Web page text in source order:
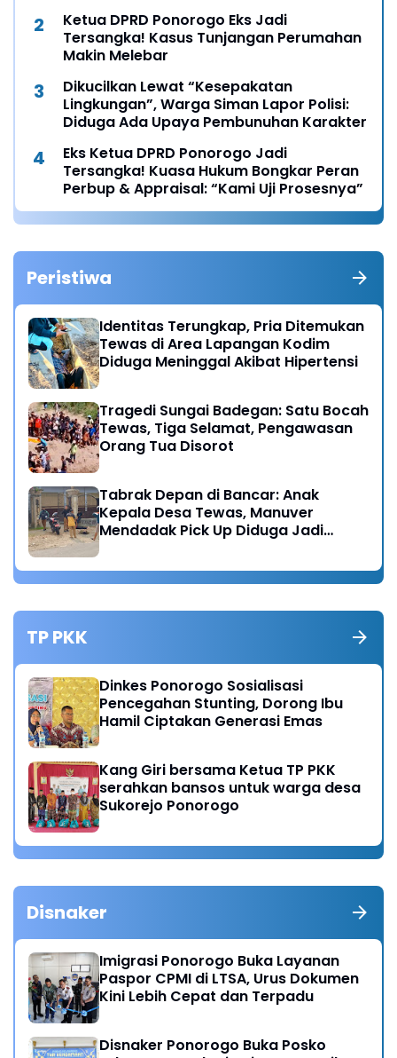
Ketua DPRD Ponorogo Eks Jadi
Tersangka! Kasus Tunjangan Perumahan
Makin Melebar
Dikucilkan Lewat “Kesepakatan
Lingkungan”, Warga Siman Lapor Polisi:
Diduga Ada Upaya Pembunuhan Karakter
Eks Ketua DPRD Ponorogo Jadi
Tersangka! Kuasa Hukum Bongkar Peran
Perbup & Appraisal: “Kami Uji Prosesnya”
Peristiwa
Identitas Terungkap, Pria Ditemukan
Tewas di Area Lapangan Kodim
Diduga Meninggal Akibat Hipertensi
Tragedi Sungai Badegan: Satu Bocah
Tewas, Tiga Selamat, Pengawasan
Orang Tua Disorot
Tabrak Depan di Bancar: Anak
Kepala Desa Tewas, Manuver
Mendadak Pick Up Diduga Jadi
TP PKK
Dinkes Ponorogo Sosialisasi
Pencegahan Stunting, Dorong Ibu
Hamil Ciptakan Generasi Emas
Kang Giri bersama Ketua TP PKK
serahkan bansos untuk warga desa
Sukorejo Ponorogo
Disnaker
Imigrasi Ponorogo Buka Layanan
Paspor CPMI di LTSA, Urus Dokumen
Kini Lebih Cepat dan Terpadu
Disnaker Ponorogo Buka Posko